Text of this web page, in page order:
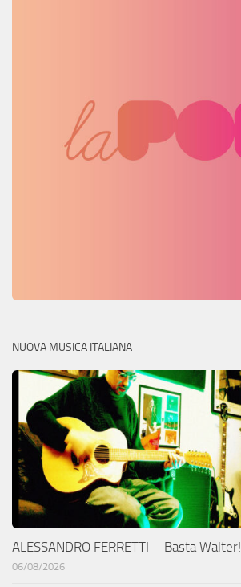
NUOVA MUSICA ITALIANA
ALESSANDRO FERRETTI – Basta Walter!
06/08/2026